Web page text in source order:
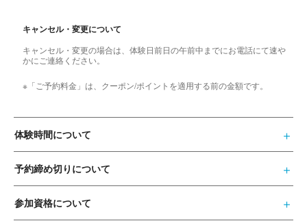
キャンセル・変更について
キャンセル・変更の場合は、体験日前日の午前中までにお電話にて速や
かにご連絡ください。
※「ご予約料金」は、クーポン/ポイントを適用する前の金額です。
体験時間について
予約締め切りについて
参加資格について